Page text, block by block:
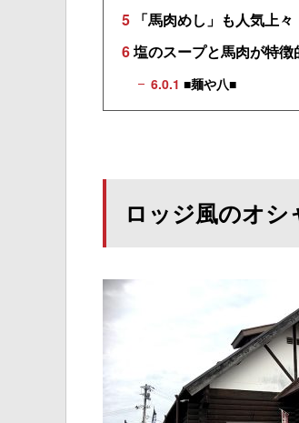
5 「馬肉めし」も人気上々
6塩のスープと馬肉が特
6.0.1 ■麺や八■
ロッジ風のオシ